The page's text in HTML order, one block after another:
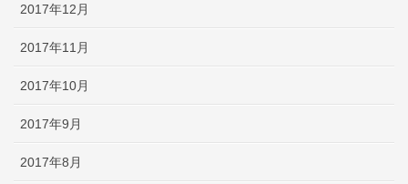
2017年12月
2017年11月
2017年10月
2017年9月
2017年8月